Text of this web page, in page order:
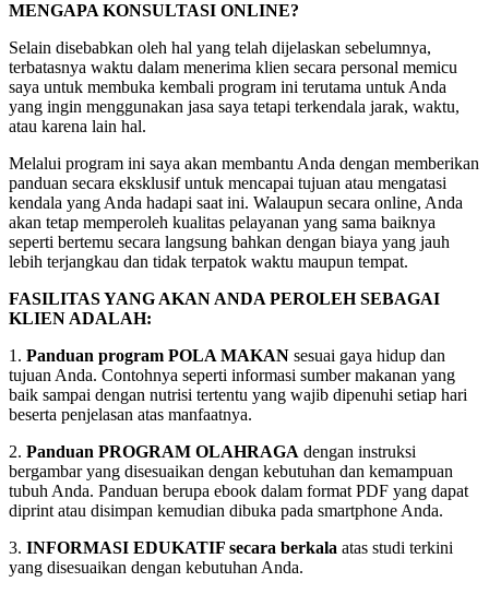
MENGAPA KONSULTASI ONLINE?
Selain disebabkan oleh hal yang telah dijelaskan sebelumnya,
terbatasnya waktu dalam menerima klien secara personal memicu
saya untuk membuka kembali program ini terutama untuk Anda
yang ingin menggunakan jasa saya tetapi terkendala jarak, waktu,
atau karena lain hal.
Melalui program ini saya akan membantu Anda dengan memberikan
panduan secara eksklusif untuk mencapai tujuan atau mengatasi
kendala yang Anda hadapi saat ini. Walaupun secara online, Anda
akan tetap memperoleh kualitas pelayanan yang sama baiknya
seperti bertemu secara langsung bahkan dengan biaya yang jauh
lebih terjangkau dan tidak terpatok waktu maupun tempat.
FASILITAS YANG AKAN ANDA PEROLEH SEBAGAI
KLIEN ADALAH:
1. Panduan program POLA MAKAN sesuai gaya hidup dan
tujuan Anda. Contohnya seperti informasi sumber makanan yang
baik sampai dengan nutrisi tertentu yang wajib dipenuhi setiap hari
beserta penjelasan atas manfaatnya.
2. Panduan PROGRAM OLAHRAGA dengan instruksi
bergambar yang disesuaikan dengan kebutuhan dan kemampuan
tubuh Anda. Panduan berupa ebook dalam format PDF yang dapat
diprint atau disimpan kemudian dibuka pada smartphone Anda.
3. INFORMASI EDUKATIF secara berkala atas studi terkini
yang disesuaikan dengan kebutuhan Anda.